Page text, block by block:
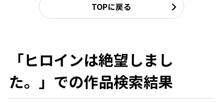
TOPに戻る
「ヒロインは絶望しまし
た。」での作品検索結果